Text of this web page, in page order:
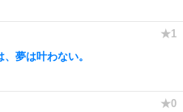
夢は叶わない。